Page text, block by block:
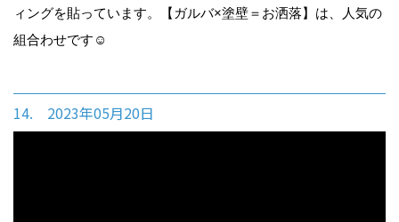
ィングを貼っています。【ガルバ×塗壁＝お洒落】は、人気の
組合わせです☺︎
14. 2023年05月20日